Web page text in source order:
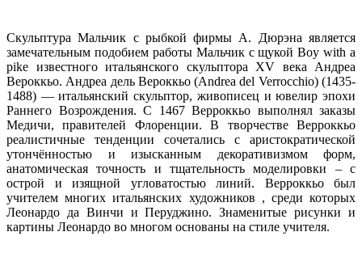
Скульптура Мальчик с рыбкой фирмы А. Дюрэна является
замечательным подобием работы Мальчик с щукой Boy with a
pike известного итальянского скульптора XV века Андреа
Вероккьо. Андреа дель Вероккьо (Andrea del Verrocchio) (1435-
1488) — итальянский скульптор, живописец и ювелир эпохи
Раннего Возрождения. С 1467 Верроккьо выполнял заказы
Медичи, правителей Флоренции. В творчестве Верроккьо
реалистичные тенденции сочетались с аристократической
утончённостью и изысканным декоративизмом форм,
анатомическая точность и тщательность моделировки – с
острой и изящной угловатостью линий. Верроккьо был
учителем многих итальянских художников , среди которых
Леонардо да Винчи и Перуджино. Знаменитые рисунки и
картины Леонардо во многом основаны на стиле учителя.